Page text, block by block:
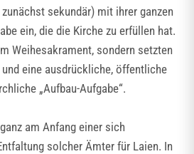
sekundär) mit ihrer ganzen
ein, die die Kirche zu erfüllen hat.
Weihesakrament, sondern setzten
eine ausdrückliche, öffentliche
„Aufbau-Aufgabe“.
am Anfang einer sich
solcher Ämter für Laien. In